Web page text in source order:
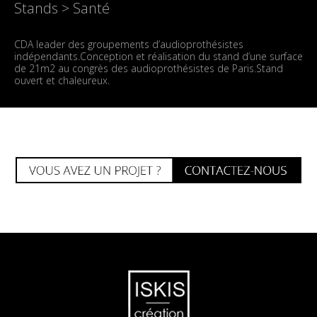
Stands > Santé
CDA leader des groupements d’audioprothésistes
indépendants.Conception et réalisation du stand d’une surface
de 21m2 au congrès des audioprothésistes de Paris.Stand
ouvert et chaleureux.